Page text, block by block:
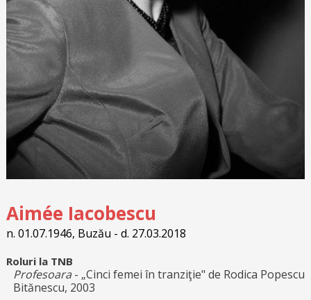
Aimée Iacobescu
n. 01.07.1946, Buzău - d. 27.03.2018
Roluri la TNB
Profesoara - „Cinci femei în tranziţie" de Rodica Popescu
Bitănescu, 2003